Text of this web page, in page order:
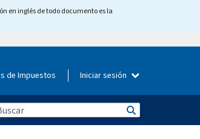
en inglés de todo documento es la
de Impuestos Iniciar sesión